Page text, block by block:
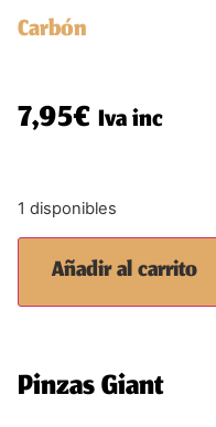
Carbón
7,95€Iva inc
1 disponibles
Añadir al carrito
Pinzas Giant